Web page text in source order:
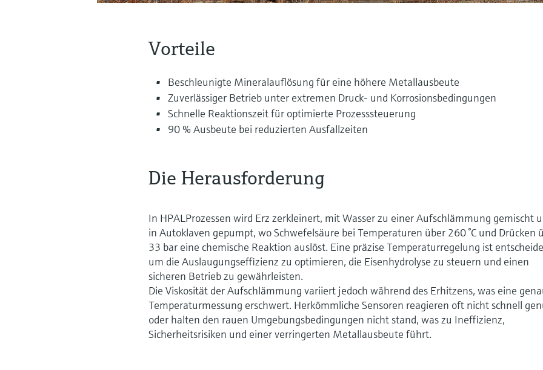
Vorteile
Beschleunigte Mineralauflösung für eine höhere Metallausbeute
Zuverlässiger Betrieb unter extremen Druck- und Korrosionsbedingungen
Schnelle Reaktionszeit für optimierte Prozesssteuerung
90 % Ausbeute bei reduzierten Ausfallzeiten
Die Herausforderung
In HPALProzessen wird Erz zerkleinert, mit Wasser zu einer Aufschlämmung gemischt
in Autoklaven gepumpt, wo Schwefelsäure bei Temperaturen über 260 °C und Drücken
33 bar eine chemische Reaktion auslöst. Eine präzise Temperaturregelung ist
um die Auslaugungseffizienz zu optimieren, die Eisenhydrolyse zu steuern und einen
sicheren Betrieb zu gewährleisten.
Die Viskosität der Aufschlämmung variiert jedoch während des Erhitzens, was eine
Temperaturmessung erschwert. Herkömmliche Sensoren reagieren oft nicht schnell
oder halten den rauen Umgebungsbedingungen nicht stand, was zu Ineffizienz,
Sicherheitsrisiken und einer verringerten Metallausbeute führt.